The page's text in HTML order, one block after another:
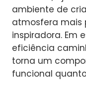
ambiente de
atmosfera mais
inspiradora. Em
eficiência
torna um
funcional